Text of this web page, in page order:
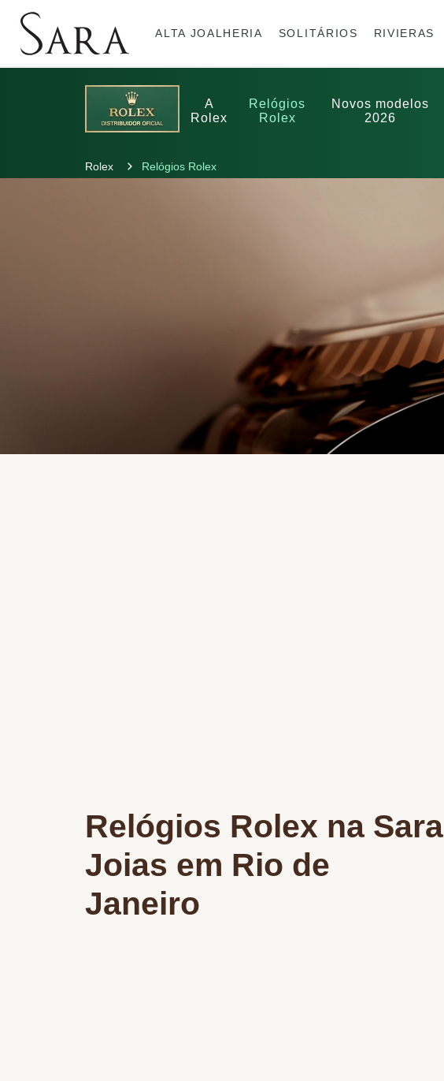
ALTA JOALHERIA
Brincos
Gargantilhas Pendentes
SOLITÁRIOS
Brincos
RIVIERAS
Pulseiras Gargantilhas
Breitling
Bvlgari
A
Rolex
Relógios
Rolex
Novos modelos
2026
Rolex Relógios Rolex
Relógios Rolex na Sara
Joias em Rio de
Janeiro